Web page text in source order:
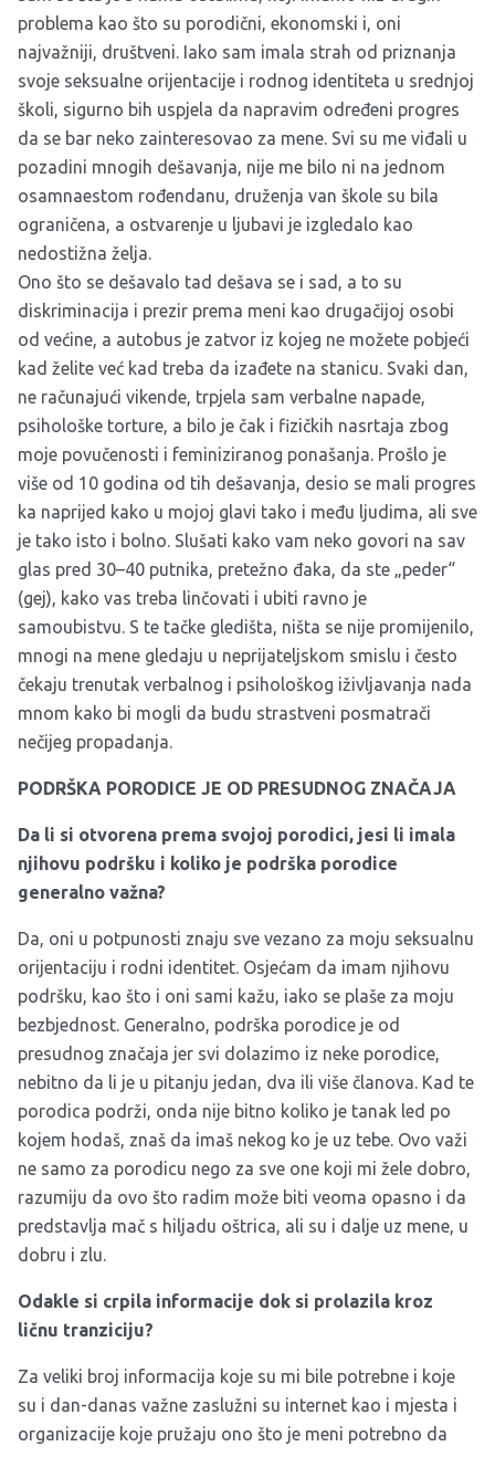
problema kao što su porodični, ekonomski i, oni
najvažniji, društveni. Iako sam imala strah od priznanja
svoje seksualne orijentacije i rodnog identiteta u srednjoj
školi, sigurno bih uspjela da napravim određeni progres
da se bar neko zainteresovao za mene. Svi su me viđali u
pozadini mnogih dešavanja, nije me bilo ni na jednom
osamnaestom rođendanu, druženja van škole su bila
ograničena, a ostvarenje u ljubavi je izgledalo kao
nedostižna želja.
Ono što se dešavalo tad dešava se i sad, a to su
diskriminacija i prezir prema meni kao drugačijoj osobi
od većine, a autobus je zatvor iz kojeg ne možete pobjeći
kad želite već kad treba da izađete na stanicu. Svaki dan,
ne računajući vikende, trpjela sam verbalne napade,
psihološke torture, a bilo je čak i fizičkih nasrtaja zbog
moje povučenosti i feminiziranog ponašanja. Prošlo je
više od 10 godina od tih dešavanja, desio se mali progres
ka naprijed kako u mojoj glavi tako i među ljudima, ali sve
je tako isto i bolno. Slušati kako vam neko govori na sav
glas pred 30–40 putnika, pretežno đaka, da ste „peder“
(gej), kako vas treba linčovati i ubiti ravno je
samoubistvu. S te tačke gledišta, ništa se nije promijenilo,
mnogi na mene gledaju u neprijateljskom smislu i često
čekaju trenutak verbalnog i psihološkog iživljavanja nada
mnom kako bi mogli da budu strastveni posmatrači
nečijeg propadanja.
PODRŠKA PORODICE JE OD PRESUDNOG ZNAČAJA
Da li si otvorena prema svojoj porodici, jesi li imala
njihovu podršku i koliko je podrška porodice
generalno važna?
Da, oni u potpunosti znaju sve vezano za moju seksualnu
orijentaciju i rodni identitet. Osjećam da imam njihovu
podršku, kao što i oni sami kažu, iako se plaše za moju
bezbjednost. Generalno, podrška porodice je od
presudnog značaja jer svi dolazimo iz neke porodice,
nebitno da li je u pitanju jedan, dva ili više članova. Kad te
porodica podrži, onda nije bitno koliko je tanak led po
kojem hodaš, znaš da imaš nekog ko je uz tebe. Ovo važi
ne samo za porodicu nego za sve one koji mi žele dobro,
razumiju da ovo što radim može biti veoma opasno i da
predstavlja mač s hiljadu oštrica, ali su i dalje uz mene, u
dobru i zlu.
Odakle si crpila informacije dok si prolazila kroz
ličnu tranziciju?
Za veliki broj informacija koje su mi bile potrebne i koje
su i dan-danas važne zaslužni su internet kao i mjesta i
organizacije koje pružaju ono što je meni potrebno da